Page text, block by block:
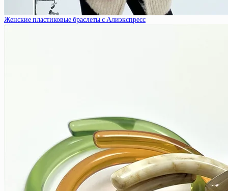
Женские пластиковые браслеты с Алиэкспресс